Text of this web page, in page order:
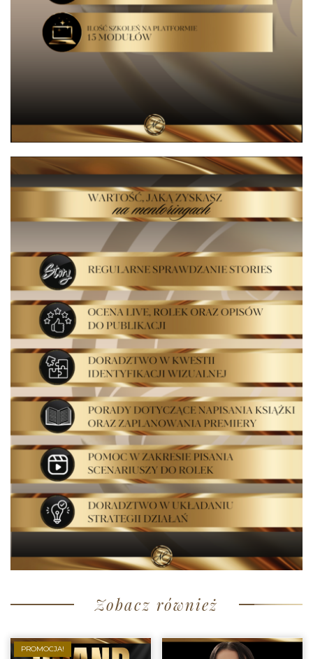
Zobacz również
PROMOCJA!